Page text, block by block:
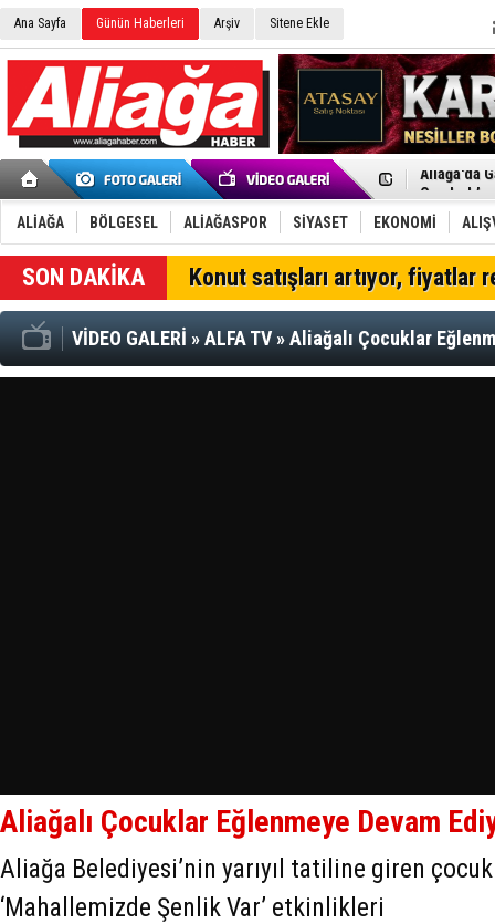
Ana Sayfa Günün Haberleri Arşiv Sitene Ekle
Menemen
Furkan
Chp
AK Parti
SOCAR
Trafiği
Alto,
Aliağa'daki
Dikili'de
ALİAĞA BÖLGESEL ALİAĞASPOR SİYASET EKONOMİ
SON DAKİKA Konut satışları artıyor, fiyatlar
VİDEO GALERİ »ALFA TV»Aliağalı Çocuklar
Aliağalı Çocuklar Eğlenmeye Devam
Aliağa Belediyesi’nin yarıyıl tatiline giren
‘Mahallemizde Şenlik Var’ etkinlikleri